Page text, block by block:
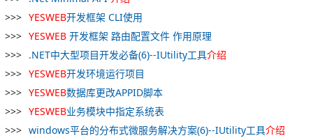
YESWEB开发框架 CLI使用
YESWEB 开发框架 路由配置文件 作用原理
.NET中大型项目开发必备(6)--IUtility工具介绍
YESWEB开发环境运行项目
YESWEB数据库更改APPID脚本
YESWEB业务模块中指定系统表
windows平台的分布式微服务解决方案(6)--IUtility工具介绍